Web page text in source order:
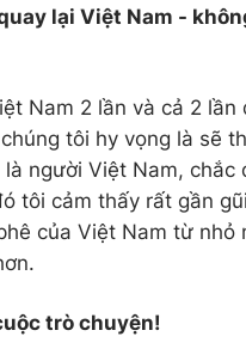
lại Việt Nam -
Nam 2 lần và cả 2
tôi hy vọng là sẽ
người Việt Nam,
tôi cảm thấy rất gần
của Việt Nam từ
trò chuyện!